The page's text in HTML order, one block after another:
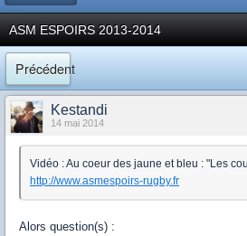
ASM ESPOIRS 2013-2014
Précédent
Kestandi
14 mai 2014
Vidéo : Au coeur des jaune et bleu : "Les
http://www.asmespoirs-rugby.fr
Alors question(s) :